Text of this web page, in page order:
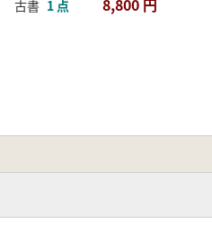
古書 1 点 8,800 円